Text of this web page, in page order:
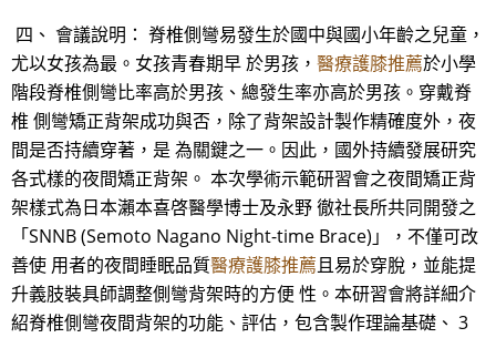
四、 會議說明： 脊椎側彎易發生於國中與國小年齡之兒童，
尤以女孩為最。女孩青春期早 於男孩， 醫療護膝推薦於小學
階段脊椎側彎比率高於男孩、總發生率亦高於男孩。穿戴脊
椎 側彎矯正背架成功與否，除了背架設計製作精確度外，夜
間是否持續穿著，是 為關鍵之一。因此，國外持續發展研究
各式樣的夜間矯正背架。 本次學術示範研習會之夜間矯正背
架樣式為日本瀨本喜啓醫學博士及永野 徹社長所共同開發之
「SNNB (Semoto Nagano Night-time Brace)」，不僅可改
善使 用者的夜間睡眠品質醫療護膝推薦且易於穿脫，並能提
升義肢裝具師調整側彎背架時的方便 性。本研習會將詳細介
紹脊椎側彎夜間背架的功能、評估，包含製作理論基礎、 3